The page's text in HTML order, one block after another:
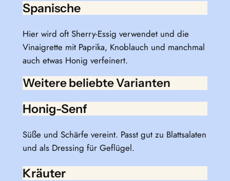
Spanische
Hier wird oft Sherry-Essig verwendet und die
Vinaigrette mit Paprika, Knoblauch und manchmal
auch etwas Honig verfeinert.
Weitere beliebte Varianten
Honig-Senf
Süße und Schärfe vereint. Passt gut zu Blattsalaten
und als Dressing für Geflügel.
Kräuter